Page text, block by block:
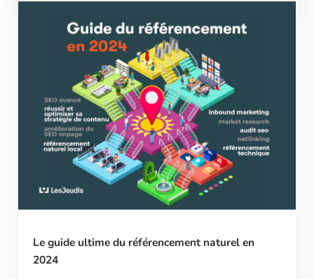
Le guide ultime du référencement naturel en
2024